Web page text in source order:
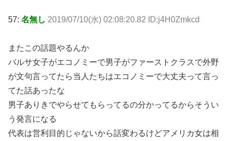
57: 名無し 2019/07/10(水) 02:08:20.82 ID:j4H0Zmkcd
またこの話題やるんか
バルサ女子がエコノミーで男子がファーストクラスで外野
が文句言ってたら当人たちはエコノミーで大丈夫って言っ
てた話あったな
男子ありきでやらせてもらってるの分かってるからそうい
う発言になる
代表は営利目的じゃないから話変わるけどアメリカ女は相